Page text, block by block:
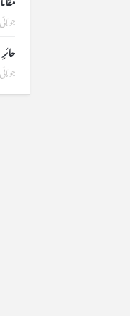
جولائی 30,
جولائی 30,